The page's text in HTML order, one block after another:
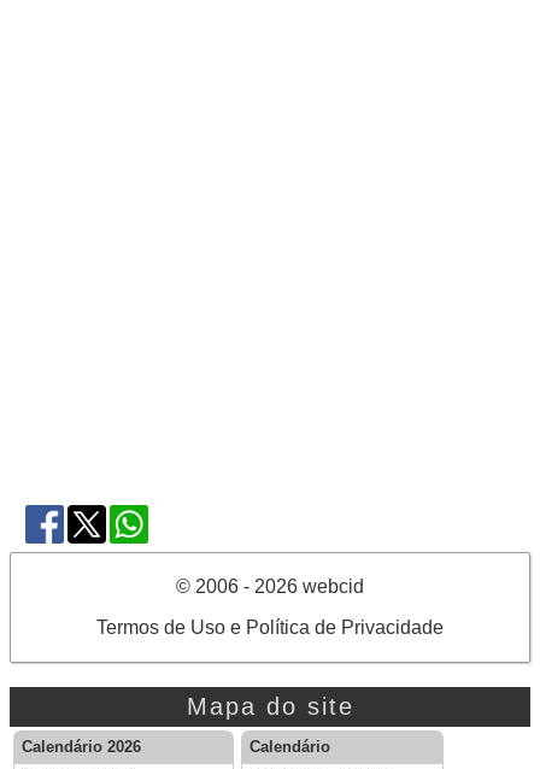
© 2006 - 2026 webcid
Termos de Uso e Política de Privacidade
Mapa do site
Calendário 2026
Calendário